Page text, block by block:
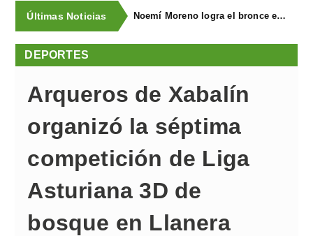
Últimas Noticias Noemí Moreno logra el bronce en el XXX Biatlón Ciudad de Gijón
DEPORTES
Arqueros de Xabalín
organizó la séptima
competición de Liga
Asturiana 3D de
bosque en Llanera